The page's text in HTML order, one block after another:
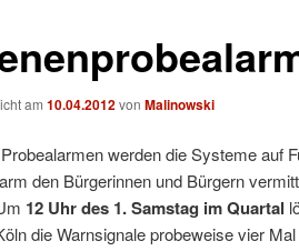
am 10.04.2012von Malinowski
werden die Systeme auf
den Bürgerinnen und Bürgern
12 Uhr des 1. Samstag im Quartal
die Warnsignale probeweise vier